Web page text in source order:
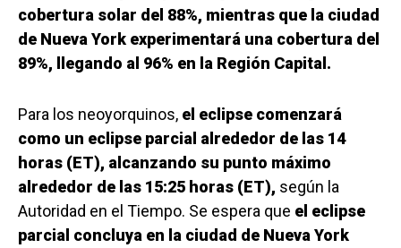
cobertura solar del 88%, mientras que la ciudad
de Nueva York experimentará una cobertura del
89%, llegando al 96% en la Región Capital.
Para los neoyorquinos, el eclipse comenzará
como un eclipse parcial alrededor de las 14
horas (ET), alcanzando su punto máximo
alrededor de las 15:25 horas (ET), según la
Autoridad en el Tiempo. Se espera que el eclipse
parcial concluya en la ciudad de Nueva York